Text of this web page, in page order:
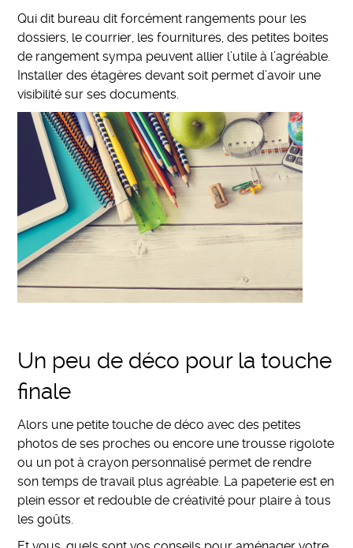
Qui dit bureau dit forcément rangements pour les
dossiers, le courrier, les fournitures, des petites boites
de rangement sympa peuvent allier l’utile à l’agréable.
Installer des étagères devant soit permet d’avoir une
visibilité sur ses documents.
Un peu de déco pour la touche
finale
Alors une petite touche de déco avec des petites
photos de ses proches ou encore une trousse rigolote
ou un pot à crayon personnalisé permet de rendre
son temps de travail plus agréable. La papeterie est en
plein essor et redouble de créativité pour plaire à tous
les goûts.